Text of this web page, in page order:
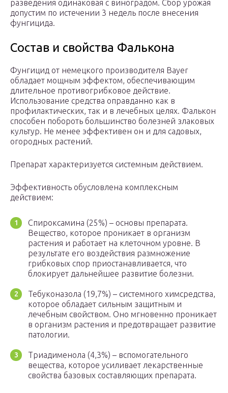
разведения одинаковая с виноградом. Сбор урожая
допустим по истечении 3 недель после внесения
фунгицида.
Состав и свойства Фалькона
Фунгицид от немецкого производителя Bayer
обладает мощным эффектом, обеспечивающим
длительное противогрибковое действие.
Использование средства оправданно как в
профилактических, так и в лечебных целях. Фалькон
способен побороть большинство болезней злаковых
культур. Не менее эффективен он и для садовых,
огородных растений.
Препарат характеризуется системным действием.
Эффективность обусловлена комплексным
действием:
Спироксамина (25%) – основы препарата.
Вещество, которое проникает в организм
растения и работает на клеточном уровне. В
результате его воздействия размножение
грибковых спор приостанавливается, что
блокирует дальнейшее развитие болезни.
Тебуконазола (19,7%) – системного химсредства,
которое обладает сильным защитным и
лечебным свойством. Оно мгновенно проникает
в организм растения и предотвращает развитие
патологии.
Триадименола (4,3%) – вспомогательного
вещества, которое усиливает лекарственные
свойства базовых составляющих препарата.